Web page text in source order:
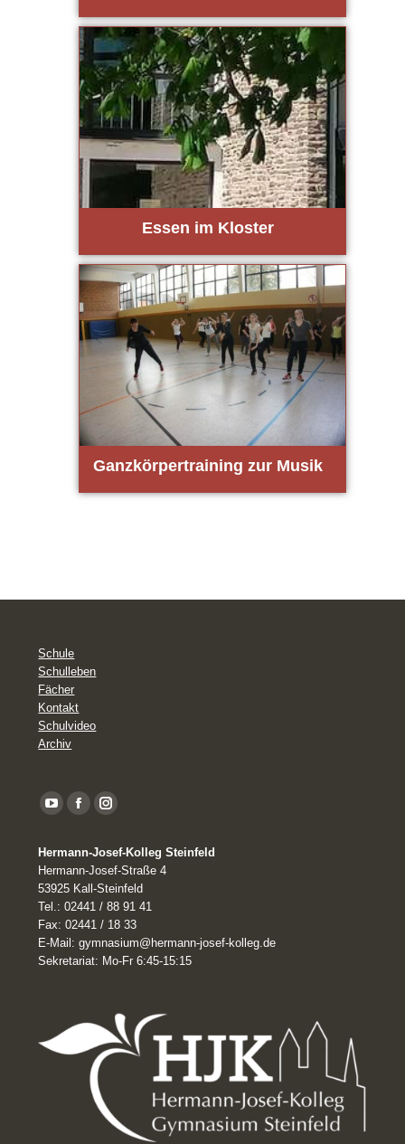
Essen im Klos­ter
Ganz­kör­per­trai­ning zur Musik
Schule
Schulleben
Fächer
Kontakt
Schulvideo
Archiv
YouTube
opens
in
new
window
FacebookInstagram
Hermann-Josef-Kolleg Steinfeld
Hermann-Josef-Straße 4
53925 Kall-Steinfeld
Tel.: 02441 / 88 91 41
Fax: 02441 / 18 33
E-Mail: gymnasium@hermann-josef-kolleg.de
Sekretariat: Mo-Fr 6:45-15:15